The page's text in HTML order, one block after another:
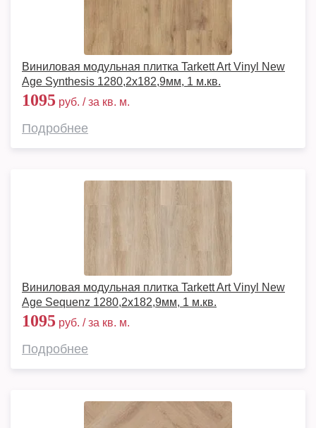
Виниловая модульная плитка Tarkett Art Vinyl New
Age Synthesis 1280,2х182,9мм, 1 м.кв.
1095 руб. / за кв. м.
Подробнее
Виниловая модульная плитка Tarkett Art Vinyl New
Age Sequenz 1280,2х182,9мм, 1 м.кв.
1095 руб. / за кв. м.
Подробнее